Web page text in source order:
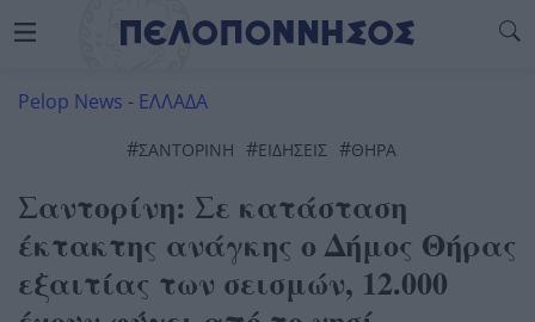
Pelop News - ΕΛΛΑΔΑ
#ΣΑΝΤΟΡΊΝΗ #ΕΙΔΗΣΕΙΣ #ΘΗΡΑ
Σαντορίνη: Σε κατάσταση
έκτακτης ανάγκης ο Δήμος Θήρας
εξαιτίας των σεισμών, 12.000